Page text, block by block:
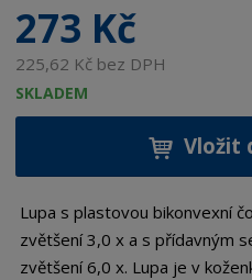
273 Kč
225,62 Kč bez DPH
SKLADEM
Vložit
Lupa s plastovou bikonvexní
zvětšení 3,0 x a s přídavným
zvětšení 6,0 x. Lupa je v